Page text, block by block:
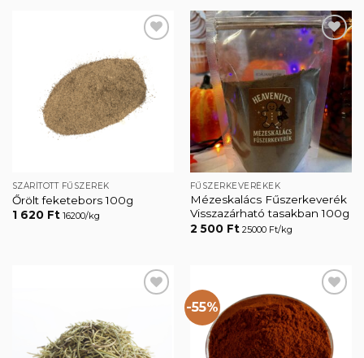
Kedvencekhez
SZÁRÍTOTT FŰSZEREK
Őrölt feketebors 100g
1 620 Ft16200/kg
Kedvencekhez
FŰSZERKEVERÉKEK
Mézeskalács Fűszerkeverék
Visszazárható tasakban 100g
2 500 Ft25000 Ft/kg
Kedvencekhez
-55%
Kedvencekhez